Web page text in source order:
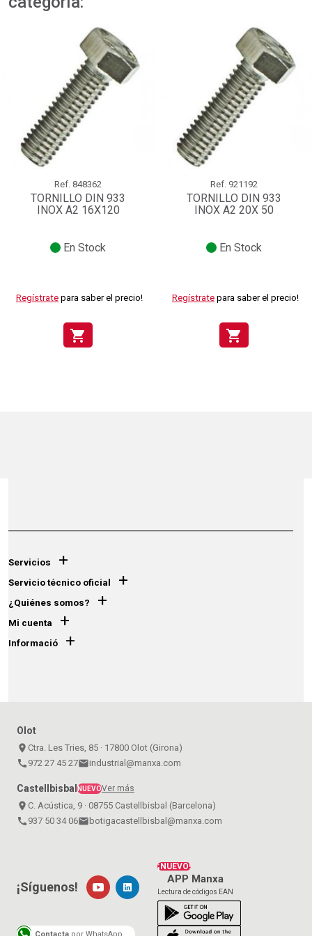
Ref. 848362
TORNILLO DIN 933
INOX A2 16X120
En Stock
Regístrate para saber el precio!
shopping_cart
Ref. 921192
TORNILLO DIN 933
INOX A2 20X 50
En Stock
Regístrate para saber el precio!
shopping_cart
Servicios +
Servicio técnico oficial +
¿Quiénes somos? +
Mi cuenta +
Informació +
Olot
place Ctra. Les Tries, 85 · 17800 Olot (Girona)
call 972 27 45 27emailindustrial@manxa.com
CastellbisbalNUEVOVer más
place C. Acústica, 9 · 08755 Castellbisbal (Barcelona)
call 937 50 34 06emailbotigacastellbisbal@manxa.com
¡NUEVO!
APP Manxa
Lectura de códigos EAN
¡Síguenos!
Contacta por WhatsApp